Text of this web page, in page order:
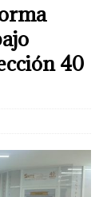
40